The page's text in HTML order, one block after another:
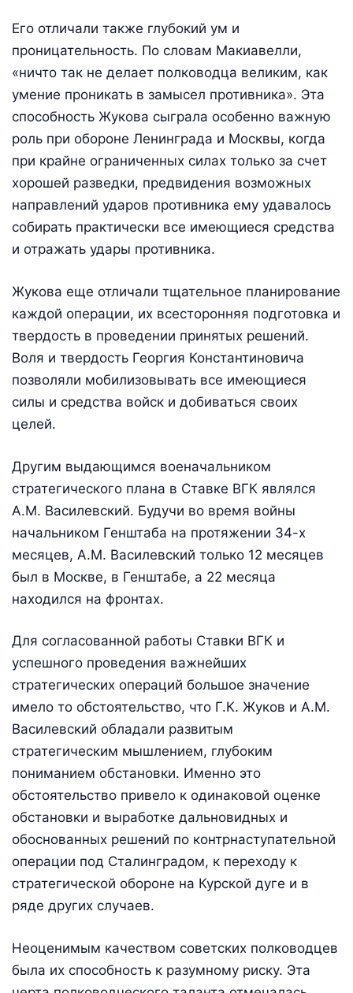
Его отличали также глубокий ум и
проницательность. По словам Макиавелли,
«ничто так не делает полководца великим, как
умение проникать в замысел противника». Эта
способность Жукова сыграла особенно важную
роль при обороне Ленинграда и Москвы, когда
при крайне ограниченных силах только за счет
хорошей разведки, предвидения возможных
направлений ударов противника ему удавалось
собирать практически все имеющиеся средства
и отражать удары противника.
Жукова еще отличали тщательное планирование
каждой операции, их всесторонняя подготовка и
твердость в проведении принятых решений.
Воля и твердость Георгия Константиновича
позволяли мобилизовывать все имеющиеся
силы и средства войск и добиваться своих
целей.
Другим выдающимся военачаль­ником
стратегического плана в Ставке ВГК являлся
А.М. Василевский. Будучи во время войны
начальником Генштаба на протяжении 34-х
месяцев, А.М. Василевский только 12 месяцев
был в Москве, в Генштабе, а 22 месяца
находился на фронтах.
Для согласованной работы Ставки ВГК и
успешного проведения важнейших
стратегических операций большое значение
имело то обстоятельство, что Г.К. Жуков и A.M.
Василевский обладали развитым
стратегическим мышлением, глубоким
пониманием обстановки. Именно это
обстоятельство привело к одинаковой оценке
обстановки и выработке дальновидных и
обоснованных решений по контрнаступательной
операции под Сталинградом, к переходу к
стратегической обороне на Курской дуге и в
ряде других случаев.
Неоценимым качеством советских полководцев
была их способность к разумному риску. Эта